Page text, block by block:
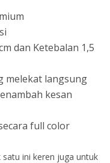
dan Ketebalan 1,5
melekat langsung
kesan
full color
ini keren juga untuk